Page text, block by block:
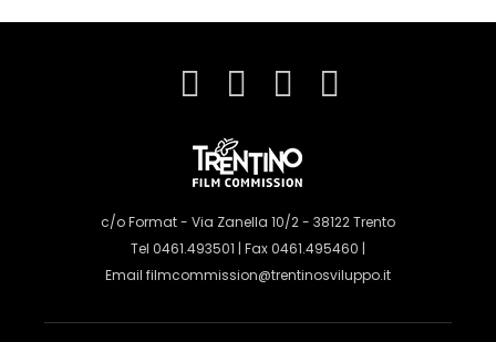
c/o Format - Via Zanella 10/2 - 38122 Trento
Tel 0461.493501 | Fax 0461.495460 |
Email filmcommission@trentinosviluppo.it